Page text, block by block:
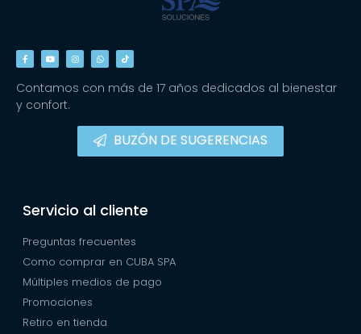
Contamos con más de 17 años dedicados al bienestar
y confort.
BUZÓN DE SUGERENCIAS
Servicio al cliente
Preguntas frecuentes
Como comprar en CUBA SPA
Múltiples medios de pago
Promociones
Retiro en tienda